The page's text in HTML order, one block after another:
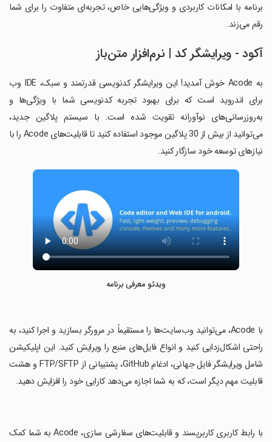
برنامه با امکانات کاربردی و ویژگی‌هایی خاص، تجربه‌ای متفاوت را برای شما
رقم می‌زند.
آکود - ویرایشگر کد | نرم‌افزار متن‌باز
به Acode خوش آمدید! این ویرایشگر کدنویسی قدرتمند و سبک، IDE وب
برای اندروید است که برای بهبود تجربه کدنویسی شما با ویژگی‌ها و
به‌روزرسانی‌های نوآورانه تقویت شده است. با سیستم پلاگین جدید،
می‌توانید از بیش از 30 پلاگین موجود استفاده کنید تا قابلیت‌های Acode را با
نیازهای توسعه خود سازگار کنید.
ویدئو معرفی برنامه
‏با Acode، می‌توانید وب‌سایت‌ها را مستقیماً در مرورگر بسازید و اجرا کنید، به
راحتی اشکال‌زدایی کنید و انواع فایل‌های منبع را ویرایش کنید. این اپلیکیشن
شامل ویرایشگر فایل جهانی، ادغام GitHub، پشتیبانی از FTP/SFTP و هشت
قابلیت مهم دیگر است، که به شما اجازه می‌دهد کارایی خود را افزایش دهید.
‏با رابط کاربری کاربرپسند و قابلیت‌های سفارشی سازی، Acode به شما کمک